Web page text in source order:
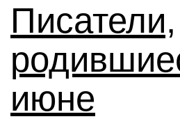
Писатели,
июне